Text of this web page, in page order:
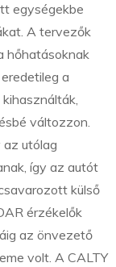
egységekbe
A tervezők
hőhatásoknak
a
változzon.
az utólag
így az autót
külső
érzékelők
az önvezető
volt. A CALTY